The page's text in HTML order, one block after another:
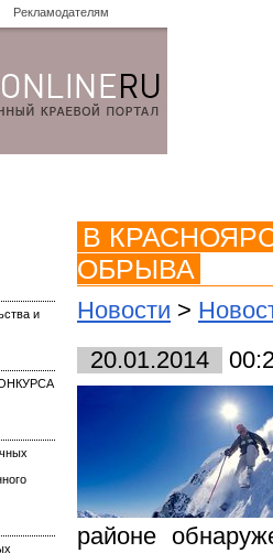
Рекламодателям
и
В
ОБРЫВА
Новости >
20.01.2014
районе